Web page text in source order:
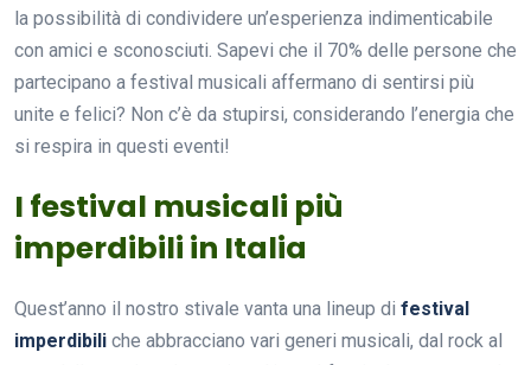
la possibilità di condividere un’esperienza indimenticabile
con amici e sconosciuti. Sapevi che il 70% delle persone che
partecipano a festival musicali affermano di sentirsi più
unite e felici? Non c’è da stupirsi, considerando l’energia che
si respira in questi eventi!
I festival musicali più
imperdibili in Italia
Quest’anno il nostro stivale vanta una lineup di festival
imperdibili che abbracciano vari generi musicali, dal rock al